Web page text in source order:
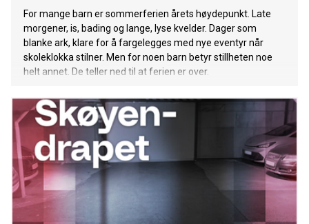
For mange barn er sommerferien årets høydepunkt. Late
morgener, is, bading og lange, lyse kvelder. Dager som
blanke ark, klare for å fargelegges med nye eventyr når
skoleklokka stilner. Men for noen barn betyr stillheten noe
helt annet. De teller ned til at ferien er over.